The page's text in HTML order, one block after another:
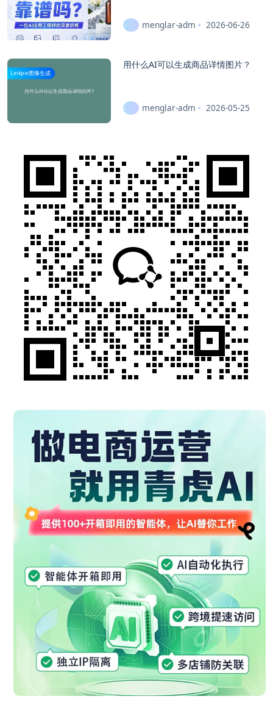
menglar-adm 2026-06-26
Linkpix图像生成
用什么AI可以生成商品详情图片？
menglar-adm 2026-05-25